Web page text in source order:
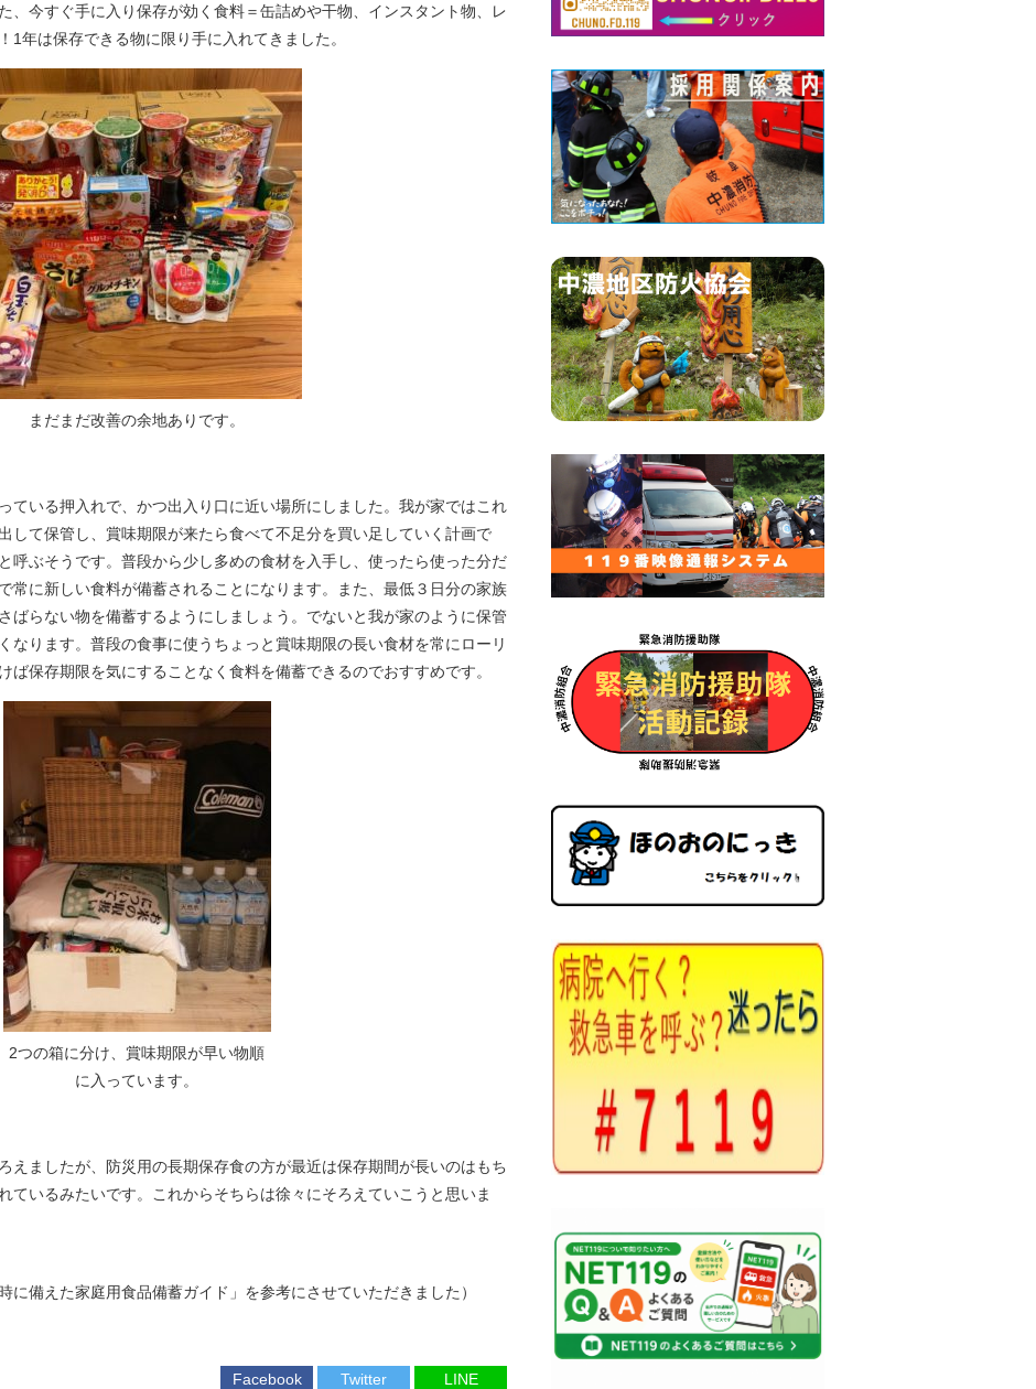
、今すぐ手に入り保存が効く食料＝缶詰めや干物、インスタント物、レ
1年は保存できる物に限り手に入れてきました。
まだまだ改善の余地ありです。
ている押入れで、かつ出入り口に近い場所にしました。我が家ではこれ
して保管し、賞味期限が来たら食べて不足分を買い足していく計画で
呼ぶそうです。普段から少し多めの食材を入手し、使ったら使った分だ
常に新しい食料が備蓄されることになります。また、最低３日分の家族
ばらない物を備蓄するようにしましょう。でないと我が家のように保管
なります。普段の食事に使うちょっと賞味期限の長い食材を常にローリ
ば保存期限を気にすることなく食料を備蓄できるのでおすすめです。
2つの箱に分け、賞味期限が早い物順
に入っています。
えましたが、防災用の長期保存食の方が最近は保存期間が長いのはもち
ているみたいです。これからそちらは徐々にそろえていこうと思いま
に備えた家庭用食品備蓄ガイド」を参考にさせていただきました）
Facebook Twitter LINE